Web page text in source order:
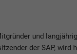
und
der SAP, wird